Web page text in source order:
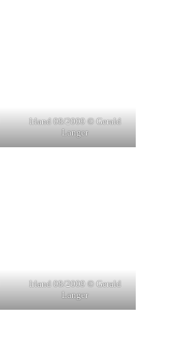
Irland 08/2009 © Gerald
Langer
Irland 08/2009 © Gerald
Langer